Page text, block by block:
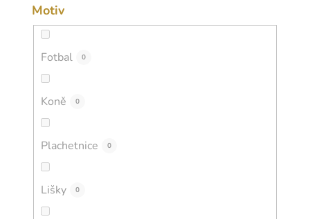
Motiv
Fotbal 0
Koně 0
Plachetnice 0
Lišky 0